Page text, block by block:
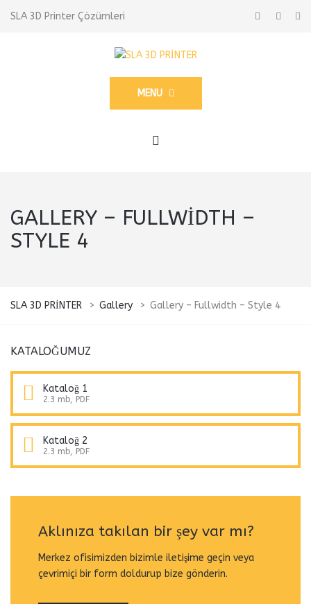
SLA 3D Printer Çözümleri
MENU
GALLERY – FULLWIDTH –
STYLE 4
SLA 3D PRİNTER > Gallery > Gallery – Fullwidth – Style 4
KATALOĞUMUZ
Kataloğ 1
2.3 mb, PDF
Kataloğ 2
2.3 mb, PDF
Aklınıza takılan bir şey var mı?
Merkez ofisimizden bizimle iletişime geçin veya
çevrimiçi bir form doldurup bize gönderin.